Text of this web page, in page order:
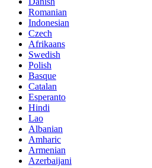
Romanian
Indonesian
Czech
Afrikaans
Swedish
Polish
Basque
Catalan
Esperanto
Hindi
Lao
Albanian
Amharic
Armenian
Azerbaijani